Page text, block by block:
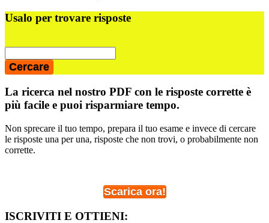
Usalo per trovare risposte
La ricerca nel nostro PDF con le risposte corrette è
più facile e puoi risparmiare tempo.
Non sprecare il tuo tempo, prepara il tuo esame e invece di cercare
le risposte una per una, risposte che non trovi, o probabilmente non
corrette.
Scarica ora!
ISCRIVITI E OTTIENI: